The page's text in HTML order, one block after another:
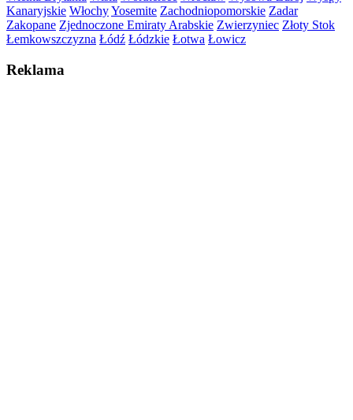
Kanaryjskie WłochyYosemite Zachodniopomorskie Zadar
Zakopane Zjednoczone Emiraty Arabskie Zwierzyniec Złoty Stok
Łemkowszczyzna Łódź Łódzkie Łotwa Łowicz
Reklama